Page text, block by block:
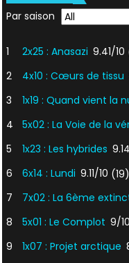
Par saison
1 2x25 : Anasazi 9.41/10
2
4x10 : Cœurs de tissu
3
1x19 : Quand vient la
4
5x02 : La Voie de la
5
1x23 : Les hybrides
6
6x14 : Lundi 9.11/10 (19)
7
7x02 : La 6ème
8
5x01 : Le Complot 9/10
9
1x07 : Projet arctique